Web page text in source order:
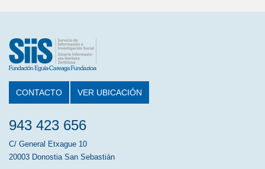
CONTACTO VER UBICACIÓN
943 423 656
C/ General Etxague 10
20003 Donostia San Sebastián